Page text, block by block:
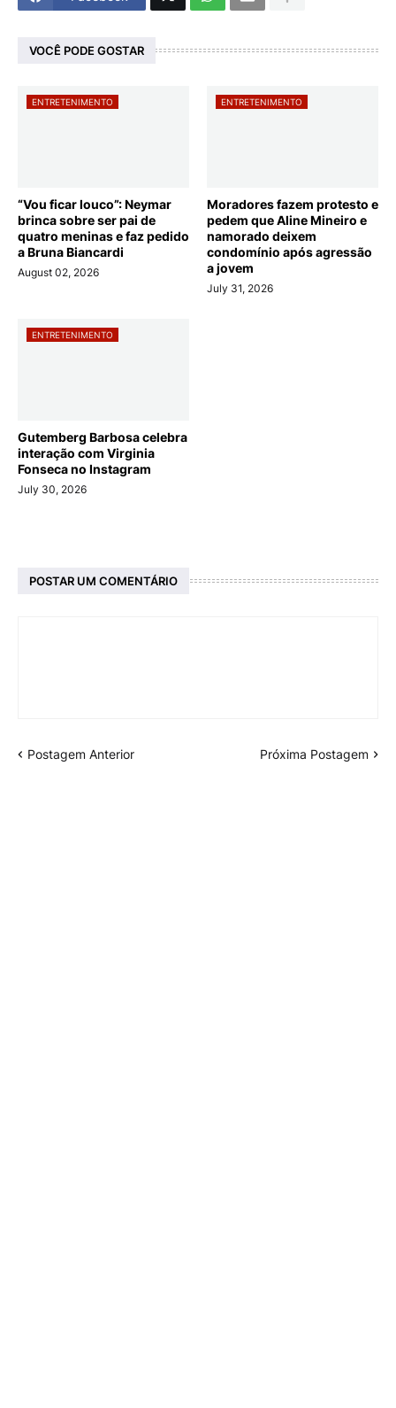
VOCÊ PODE GOSTAR
ENTRETENIMENTO
“Vou ficar louco”: Neymar
brinca sobre ser pai de
quatro meninas e faz pedido
a Bruna Biancardi
August 02, 2026
ENTRETENIMENTO
Moradores fazem protesto e
pedem que Aline Mineiro e
namorado deixem
condomínio após agressão
a jovem
July 31, 2026
ENTRETENIMENTO
Gutemberg Barbosa celebra
interação com Virginia
Fonseca no Instagram
July 30, 2026
POSTAR UM COMENTÁRIO
Postagem Anterior Próxima Postagem